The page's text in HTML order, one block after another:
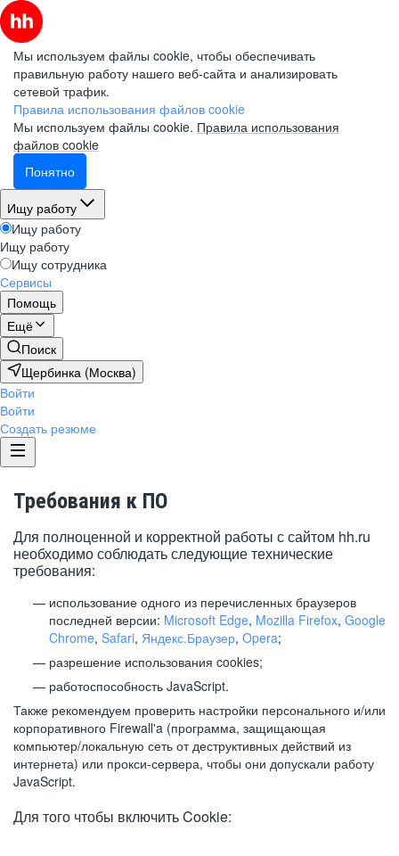
Мы используем файлы cookie, чтобы обеспечивать
правильную работу нашего веб-сайта и анализировать
сетевой трафик.
Правила использования файлов cookie
Мы используем файлы cookie. Правила использования
файлов cookie
Понятно
Ищу работу
Ищу работу
Ищу работу
Ищу сотрудника
Сервисы
Помощь
Ещё
Поиск
Щербинка (Москва)
Войти
Войти
Создать резюме
Требования к ПО
Для полноценной и корректной работы с сайтом hh.ru
необходимо соблюдать следующие технические
требования:
использование одного из перечисленных браузеров
последней версии: Microsoft Edge, Mozilla Firefox, Google
Chrome, Safari, Яндекс.Браузер, Opera;
разрешение использования cookies;
работоспособность JavaScript.
Также рекомендуем проверить настройки персонального и/или
корпоративного Firewall'a (программа, защищающая
компьютер/локальную сеть от деструктивных действий из
интернета) или прокси-сервера, чтобы они допускали работу
JavaScript.
Для того чтобы включить Cookie: